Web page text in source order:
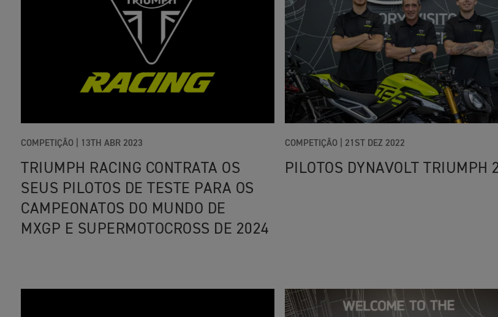
COMPETIÇÃO 13TH ABR 2023
TRIUMPH RACING CONTRATA OS
SEUS PILOTOS DE TESTE PARA OS
CAMPEONATOS DO MUNDO DE
MXGP E SUPERMOTOCROSS DE 2024
COMPETIÇÃO| 21ST DEZ 2022
PILOTOS DYNAVOLT TRIUMPH